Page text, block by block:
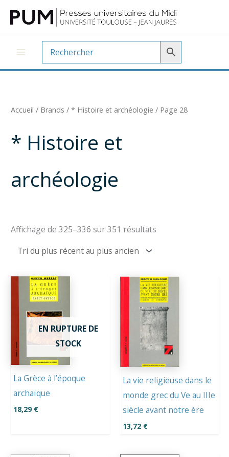
contenu
Accueil / Brands / * Histoire et archéologie / Page 28
* Histoire et
archéologie
Affichage de 325–336 sur 351 résultats
ancien
EN RUPTURE DE
STOCK
La Grèce à l’époque
archaïque
18,29 €
La vie religieuse dans le
monde grec du Ve au IIIe
siècle avant notre ère
13,72 €